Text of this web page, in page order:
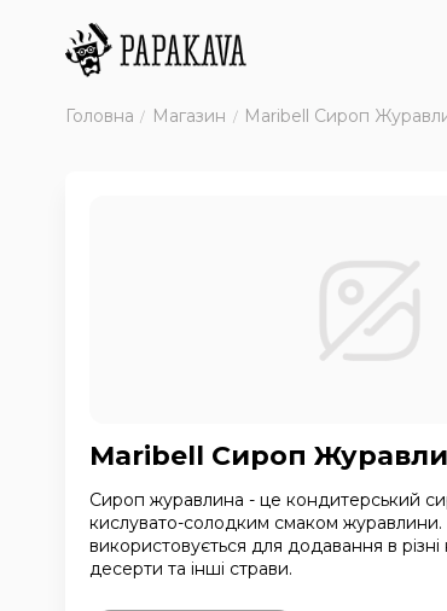
Головна Магазин Maribell Сироп
Maribell Сироп
Сироп журавлина - це кондитерський
кислувато-солодким смаком журавлини.
використовується для додавання в різні
десерти та інші страви.